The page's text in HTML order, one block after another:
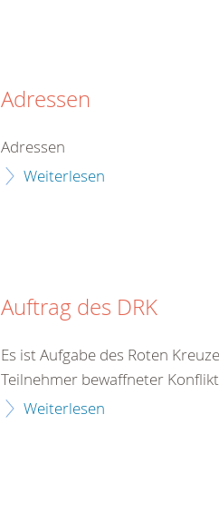
Adressen
Adressen
Weiterlesen
Auftrag des DRK
Es ist Aufgabe des Roten
Teilnehmer bewaffneter
Weiterlesen